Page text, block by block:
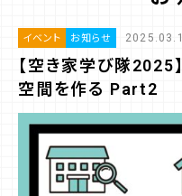
イベント お知らせ
【空き家学び隊2025
空間を作る Part2